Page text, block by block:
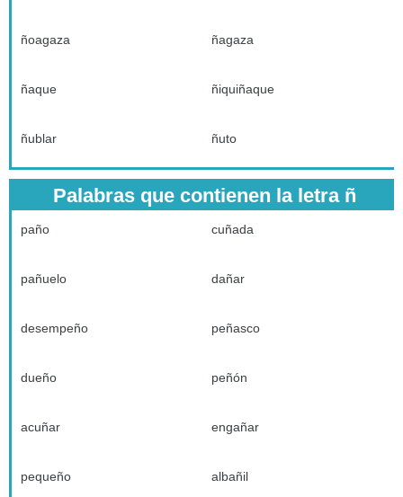
ñoagaza ñagaza
ñaque ñiquiñaque
ñublar ñuto
Palabras que contienen la letra ñ
paño cuñada
pañuelo dañar
desempeño peñasco
dueño peñón
acuñar engañar
pequeño albañil